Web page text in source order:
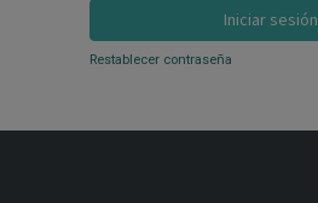
Iniciar sesión
Restablecer contraseña